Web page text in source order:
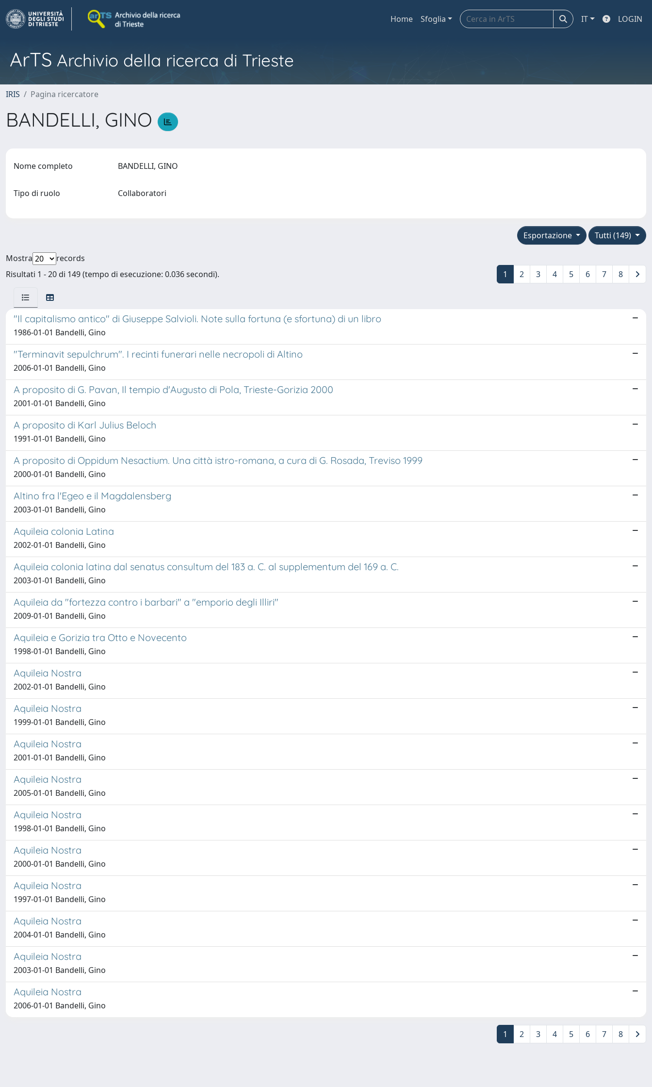
Home Sfoglia IT LOGIN
ArTS Archivio della ricerca di Trieste
IRIS Pagina ricercatore
BANDELLI, GINO
Nome completo BANDELLI, GINO
Tipo di ruolo Collaboratori
Tutti (149)
Esportazione
Mostra
records
Risultati 1 - 20 di 149 (tempo di esecuzione: 0.036 secondi).
1 2 3 4 5 6 7 8
"Il capitalismo antico" di Giuseppe Salvioli. Note sulla fortuna (e sfortuna) di un libro
1986-01-01 Bandelli, Gino
"Terminavit sepulchrum". I recinti funerari nelle necropoli di Altino
2006-01-01 Bandelli, Gino
A proposito di G. Pavan, Il tempio d'Augusto di Pola, Trieste-Gorizia 2000
2001-01-01 Bandelli, Gino
A proposito di Karl Julius Beloch
1991-01-01 Bandelli, Gino
A proposito di Oppidum Nesactium. Una città istro-romana, a cura di G. Rosada, Treviso 1999
2000-01-01 Bandelli, Gino
Altino fra l'Egeo e il Magdalensberg
2003-01-01 Bandelli, Gino
Aquileia colonia Latina
2002-01-01 Bandelli, Gino
Aquileia colonia latina dal senatus consultum del 183 a. C. al supplementum del 169 a. C.
2003-01-01 Bandelli, Gino
Aquileia da "fortezza contro i barbari" a "emporio degli Illiri"
2009-01-01 Bandelli, Gino
Aquileia e Gorizia tra Otto e Novecento
1998-01-01 Bandelli, Gino
Aquileia Nostra
2002-01-01 Bandelli, Gino
Aquileia Nostra
1999-01-01 Bandelli, Gino
Aquileia Nostra
2001-01-01 Bandelli, Gino
Aquileia Nostra
2005-01-01 Bandelli, Gino
Aquileia Nostra
1998-01-01 Bandelli, Gino
Aquileia Nostra
2000-01-01 Bandelli, Gino
Aquileia Nostra
1997-01-01 Bandelli, Gino
Aquileia Nostra
2004-01-01 Bandelli, Gino
Aquileia Nostra
2003-01-01 Bandelli, Gino
Aquileia Nostra
2006-01-01 Bandelli, Gino
1 2 3 4 5 6 7 8